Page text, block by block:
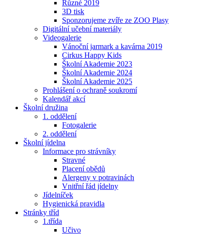
Různé 2019
3D tisk
Sponzorujeme zvíře ze ZOO Plasy
Digitální učební materiály
Videogalerie
Vánoční jarmark a kavárna 2019
Cirkus Happy Kids
Školní Akademie 2023
Školní Akademie 2024
Školní Akademie 2025
Prohlášení o ochraně soukromí
Kalendář akcí
Školní družina
1. oddělení
Fotogalerie
2. oddělení
Školní jídelna
Informace pro strávníky
Stravné
Placení obědů
Alergeny v potravinách
Vnitřní řád jídelny
Jídelníček
Hygienická pravidla
Stránky tříd
1.třída
Učivo